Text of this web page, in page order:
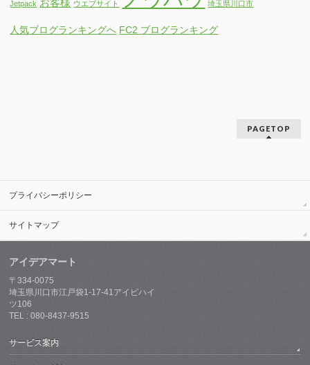
ログイン出来ない場合…
Jetpack お客様 ウエブサイト